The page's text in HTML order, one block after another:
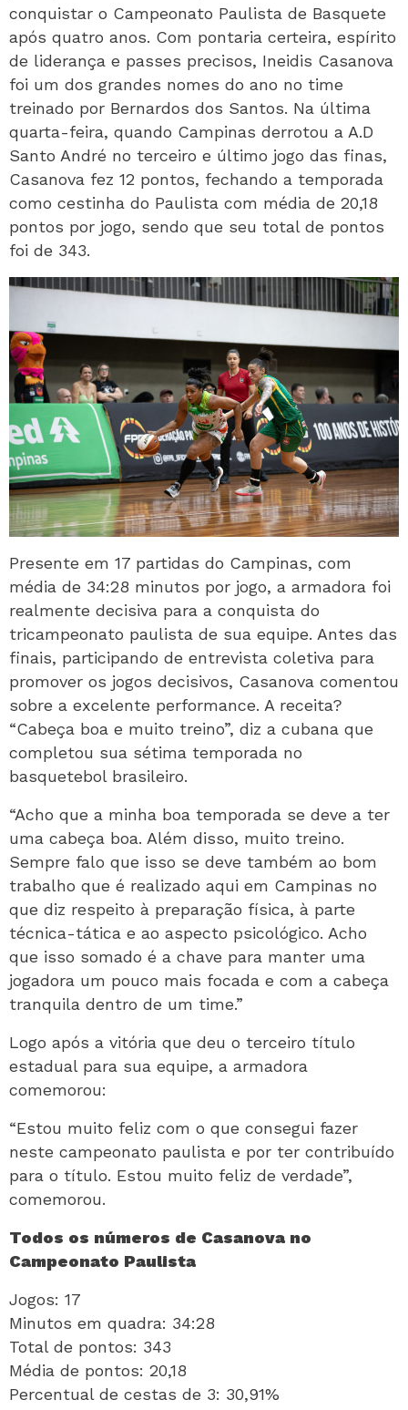
conquistar o Campeonato Paulista de Basquete
após quatro anos. Com pontaria certeira, espírito
de liderança e passes precisos, Ineidis Casanova
foi um dos grandes nomes do ano no time
treinado por Bernardos dos Santos. Na última
quarta-feira, quando Campinas derrotou a A.D
Santo André no terceiro e último jogo das finas,
Casanova fez 12 pontos, fechando a temporada
como cestinha do Paulista com média de 20,18
pontos por jogo, sendo que seu total de pontos
foi de 343.
Presente em 17 partidas do Campinas, com
média de 34:28 minutos por jogo, a armadora foi
realmente decisiva para a conquista do
tricampeonato paulista de sua equipe. Antes das
finais, participando de entrevista coletiva para
promover os jogos decisivos, Casanova comentou
sobre a excelente performance. A receita?
“Cabeça boa e muito treino”, diz a cubana que
completou sua sétima temporada no
basquetebol brasileiro.
“Acho que a minha boa temporada se deve a ter
uma cabeça boa. Além disso, muito treino.
Sempre falo que isso se deve também ao bom
trabalho que é realizado aqui em Campinas no
que diz respeito à preparação física, à parte
técnica-tática e ao aspecto psicológico. Acho
que isso somado é a chave para manter uma
jogadora um pouco mais focada e com a cabeça
tranquila dentro de um time.”
Logo após a vitória que deu o terceiro título
estadual para sua equipe, a armadora
comemorou:
“Estou muito feliz com o que consegui fazer
neste campeonato paulista e por ter contribuído
para o título. Estou muito feliz de verdade”,
comemorou.
Todos os números de Casanova no
Campeonato Paulista
Jogos: 17
Minutos em quadra: 34:28
Total de pontos: 343
Média de pontos: 20,18
Percentual de cestas de 3: 30,91%